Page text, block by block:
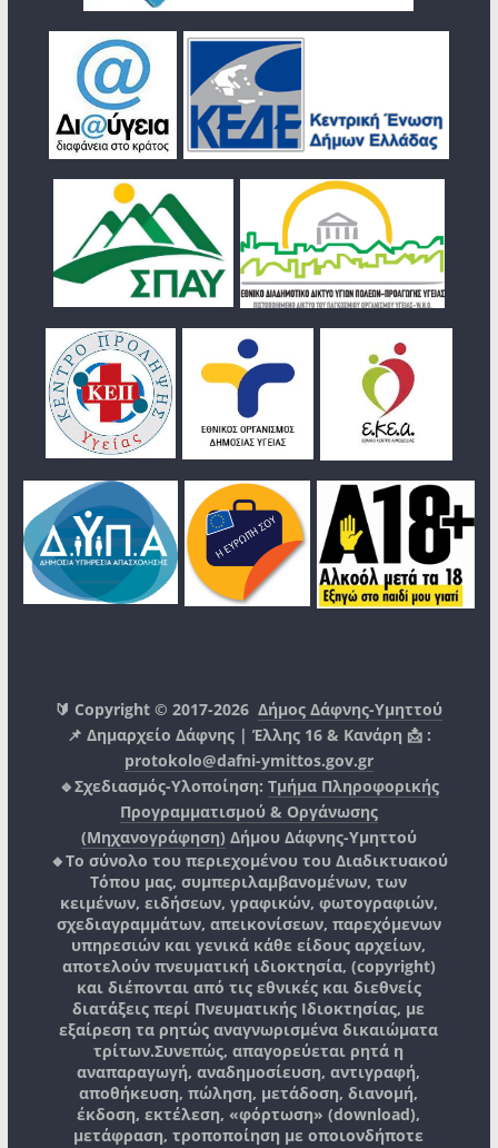
🔰 Copyright © 2017-2026Δήμος Δάφνης-Υμηττού
📌 Δημαρχείο Δάφνης | Έλλης 16 & Κανάρη 📩 :
protokolo@dafni-ymittos.gov.gr
🔹Σχεδιασμός-Υλοποίηση: Τμήμα Πληροφορικής
Προγραμματισμού & Οργάνωσης
(Μηχανογράφηση) Δήμου Δάφνης-Υμηττού
🔸Το σύνολο του περιεχομένου του Διαδικτυακού
Τόπου μας, συμπεριλαμβανομένων, των
κειμένων, ειδήσεων, γραφικών, φωτογραφιών,
σχεδιαγραμμάτων, απεικονίσεων, παρεχόμενων
υπηρεσιών και γενικά κάθε είδους αρχείων,
αποτελούν πνευματική ιδιοκτησία, (copyright)
και διέπονται από τις εθνικές και διεθνείς
διατάξεις περί Πνευματικής Ιδιοκτησίας, με
εξαίρεση τα ρητώς αναγνωρισμένα δικαιώματα
τρίτων.Συνεπώς, απαγορεύεται ρητά η
αναπαραγωγή, αναδημοσίευση, αντιγραφή,
αποθήκευση, πώληση, μετάδοση, διανομή,
έκδοση, εκτέλεση, «φόρτωση» (download),
μετάφραση, τροποποίηση με οποιονδήποτε